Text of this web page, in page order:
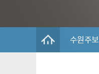
수원주보